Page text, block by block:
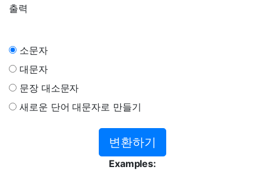
출력
소문자
대문자
문장 대소문자
새로운 단어 대문자로 만들기
변환하기
Examples: